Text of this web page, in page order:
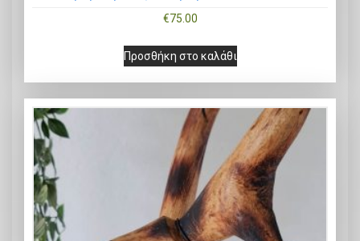
€75.00
Προσθήκη στο καλάθι